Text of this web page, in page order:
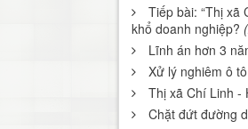
Tiếp bài: “Thị xã
khổ doanh nghiệp?
Lĩnh án hơn 3
Xử lý nghiêm ô
Thị xã Chí Linh -
Chặt đứt đường